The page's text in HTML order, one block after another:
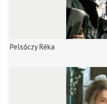
Pelsőczy Réka